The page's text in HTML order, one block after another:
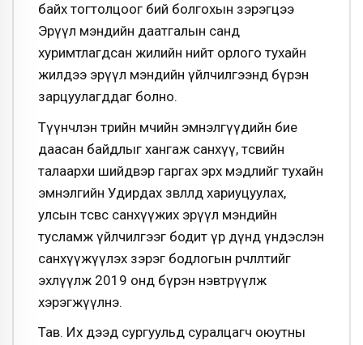
байх тогтолцоог бий болгохын зэрэгцээ
Эрүүл мэндийн даатгалын санд
хуримтлагдсан жилийн нийт орлого тухайн
жилдээ эрүүл мэндийн үйлчилгээнд бүрэн
зарцуулагддаг болно.
Түүнчлэн төрийн өмчийн эмнэлгүүдийн бие
даасан байдлыг хангаж санхүү, төсвийн
талаархи шийдвэр гаргах эрх мэдлийг тухайн
эмнэлгийн Удирдах зөвлөлд хариуцуулах,
улсын төсвөөс санхүүжих эрүүл мэндийн
тусламж үйлчилгээг бодит үр дүнд үндэслэн
санхүүжүүлэх зэрэг бодлогын өөрчлөлтийг
эхлүүлж 2019 онд бүрэн нэвтрүүлж
хэрэгжүүлнэ.
Тав. Их дээд сургуульд суралцагч оюутны